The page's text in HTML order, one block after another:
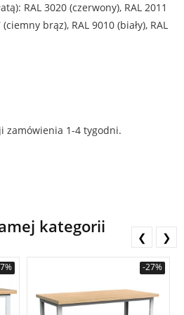
RAL 3020 (czerwony), RAL 2011
brąz), RAL 9010 (biały), RAL
zamówienia 1-4 tygodni.
kategorii
-27%
❮ ❯